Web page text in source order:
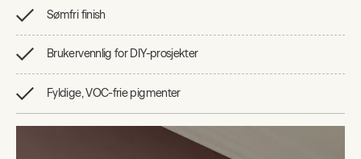
Sømfri finish
Brukervennlig for DIY-prosjekter
Fyldige, VOC-frie pigmenter